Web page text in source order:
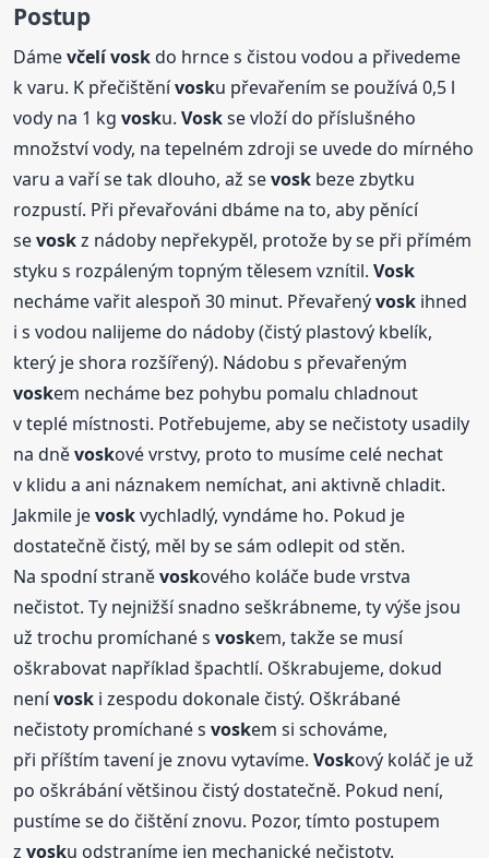
Postup
Dámevčelívoskdo hrnce s čistou vodou a přivedeme
k varu. K přečištěnívosku převařením se používá 0,5 l
vody na 1 kgvosku.Voskse vloží do příslušného
množství vody, na tepelném zdroji se uvede do mírného
varu a vaří se tak dlouho, až sevosk beze zbytku
rozpustí. Při převařováni dbáme na to, aby pěnící
sevoskz nádoby nepřekypěl, protože by se při přímém
styku s rozpáleným topným tělesem vznítil.Vosk
necháme vařit alespoň 30 minut. Převařenývosk ihned
i s vodou nalijeme do nádoby (čistý plastový kbelík,
který je shora rozšířený). Nádobu s převařeným
voskem necháme bez pohybu pomalu chladnout
v teplé místnosti. Potřebujeme, aby se nečistoty usadily
na dněvoskové vrstvy, proto to musíme celé nechat
v klidu a ani náznakem nemíchat, ani aktivně chladit.
Jakmile jevoskvychladlý, vyndáme ho. Pokud je
dostatečně čistý, měl by se sám odlepit od stěn.
Na spodní straněvoskového koláče bude vrstva
nečistot. Ty nejnižší snadno seškrábneme, ty výše jsou
už trochu promíchané svoskem, takže se musí
oškrabovat například špachtlí. Oškrabujeme, dokud
nenívosk i zespodu dokonale čistý. Oškrábané
nečistoty promíchané svoskem si schováme,
při příštím tavení je znovu vytavíme.Voskový koláč je už
po oškrábání většinou čistý dostatečně. Pokud není,
pustíme se do čištění znovu. Pozor, tímto postupem
zvosku odstraníme jen mechanické nečistoty.